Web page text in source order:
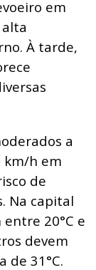
em
À tarde,
a
km/h em
de
Na capital
20°C e
devem
de 31°C.